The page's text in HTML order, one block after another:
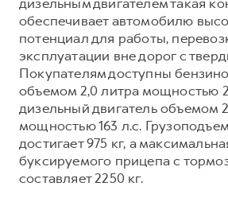
обеспечивает автомобилю
потенциал для работы,
эксплуатации вне дорог с
Покупателям доступны
объемом 2,0 литра мощностью
дизельный двигатель объемом
мощностью 163 л.с.
достигает 975 кг, а
буксируемого прицепа с
составляет 2250 кг.